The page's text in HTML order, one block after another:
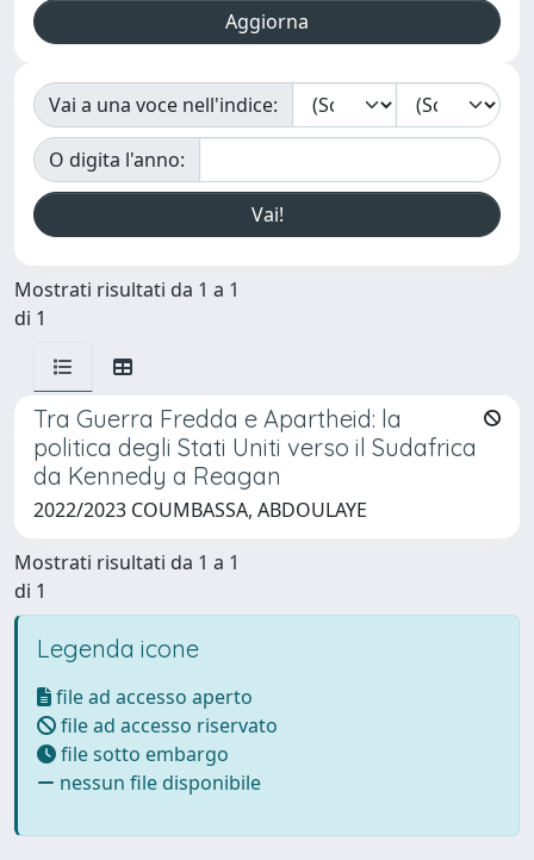
Vai a una voce nell'indice:
O digita l'anno:
Mostrati risultati da 1 a 1
di 1
Tra Guerra Fredda e Apartheid: la
politica degli Stati Uniti verso il Sudafrica
da Kennedy a Reagan
2022/2023 COUMBASSA, ABDOULAYE
Mostrati risultati da 1 a 1
di 1
Legenda icone
file ad accesso aperto
file ad accesso riservato
file sotto embargo
nessun file disponibile